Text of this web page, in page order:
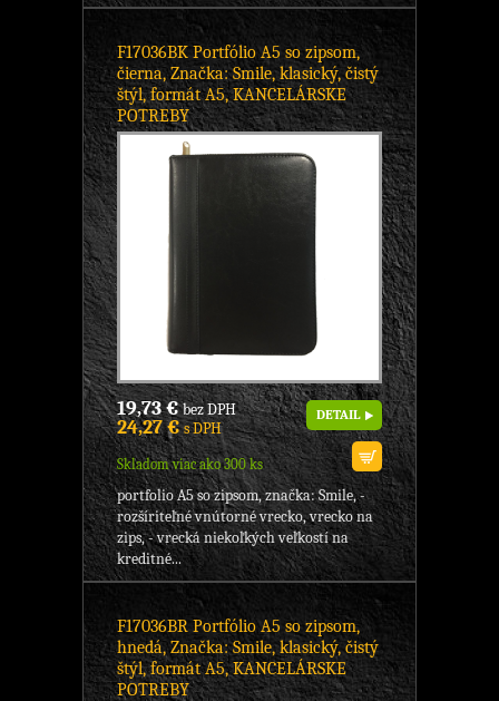
F17036BK Portfólio A5 so zipsom,
čierna, Značka: Smile, klasický, čistý
štýl, formát A5, KANCELÁRSKE
POTREBY
19,73 €bez DPH
24,27 €s DPH
Skladom viac ako 300 ks
DETAIL
portfolio A5 so zipsom, značka: Smile, -
rozšíriteľné vnútorné vrecko, vrecko na
zips, - vrecká niekoľkých veľkostí na
kreditné...
F17036BR Portfólio A5 so zipsom,
hnedá, Značka: Smile, klasický, čistý
štýl, formát A5, KANCELÁRSKE
POTREBY